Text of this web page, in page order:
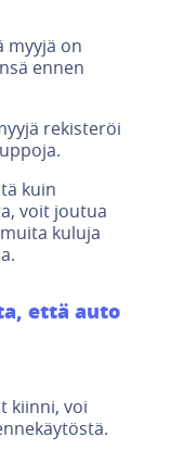
myyjä on
ennen
rekisteröi
kuin
voit joutua
kuluja
että auto
kiinni, voi